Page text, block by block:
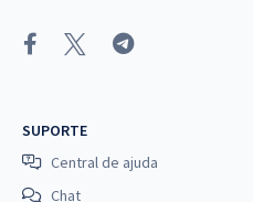
SUPORTE
Central de ajuda
Chat